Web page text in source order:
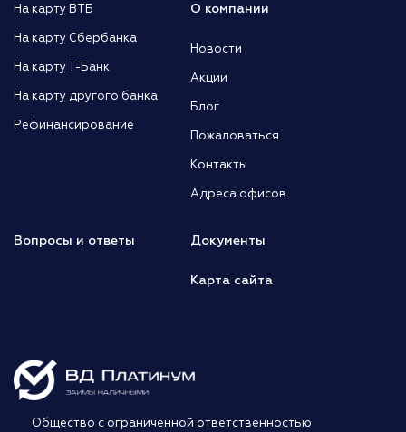
На карту ВТБ
На карту Сбербанка
На карту Т-Банк
На карту другого банка
Рефинансирование
О компании
Новости
Акции
Блог
Пожаловаться
Контакты
Адреса офисов
Вопросы и ответы Документы
Карта сайта
Общество с ограниченной ответственностью